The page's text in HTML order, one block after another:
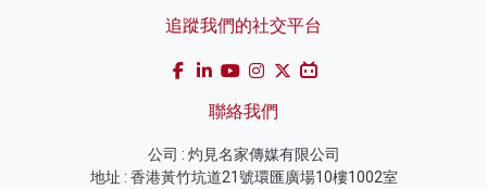
追蹤我們的社交平台
聯絡我們
公司 : 灼見名家傳媒有限公司
地址 : 香港黃竹坑道21號環匯廣場10樓1002室